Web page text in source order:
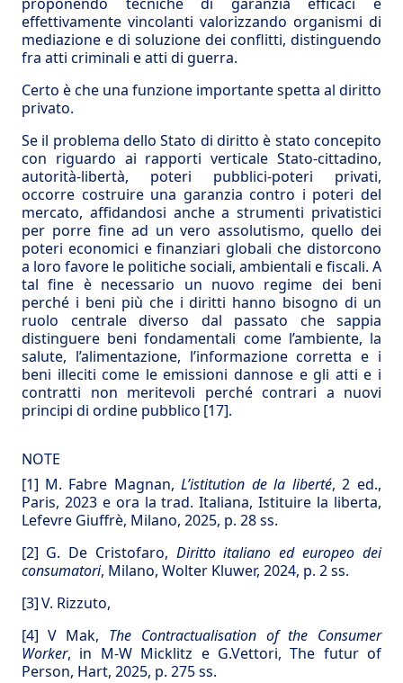
proponendo tecniche di garanzia efficaci e
effettivamente vincolanti valorizzando organismi di
mediazione e di soluzione dei conflitti, distinguendo
fra atti criminali e atti di guerra.
Certo è che una funzione importante spetta al diritto
privato.
Se il problema dello Stato di diritto è stato concepito
con riguardo ai rapporti verticale Stato-cittadino,
autorità-libertà, poteri pubblici-poteri privati,
occorre costruire una garanzia contro i poteri del
mercato, affidandosi anche a strumenti privatistici
per porre fine ad un vero assolutismo, quello dei
poteri economici e finanziari globali che distorcono
a loro favore le politiche sociali, ambientali e fiscali. A
tal fine è necessario un nuovo regime dei beni
perché i beni più che i diritti hanno bisogno di un
ruolo centrale diverso dal passato che sappia
distinguere beni fondamentali come l’ambiente, la
salute, l’alimentazione, l’informazione corretta e i
beni illeciti come le emissioni dannose e gli atti e i
contratti non meritevoli perché contrari a nuovi
principi di ordine pubblico [17].
NOTE
[1] M. Fabre Magnan,L’istitution de la liberté, 2 ed.,
Paris, 2023 e ora la trad. Italiana, Istituire la liberta,
Lefevre Giuffrè, Milano, 2025, p. 28 ss.
[2] G. De Cristofaro, Diritto italiano ed europeo dei
consumatori, Milano, Wolter Kluwer, 2024, p. 2 ss.
[3]V. Rizzuto,
[4] V Mak, The Contractualisation of the Consumer
Worker, in M-W Micklitz e G.Vettori, The futur of
Person, Hart, 2025, p. 275 ss.